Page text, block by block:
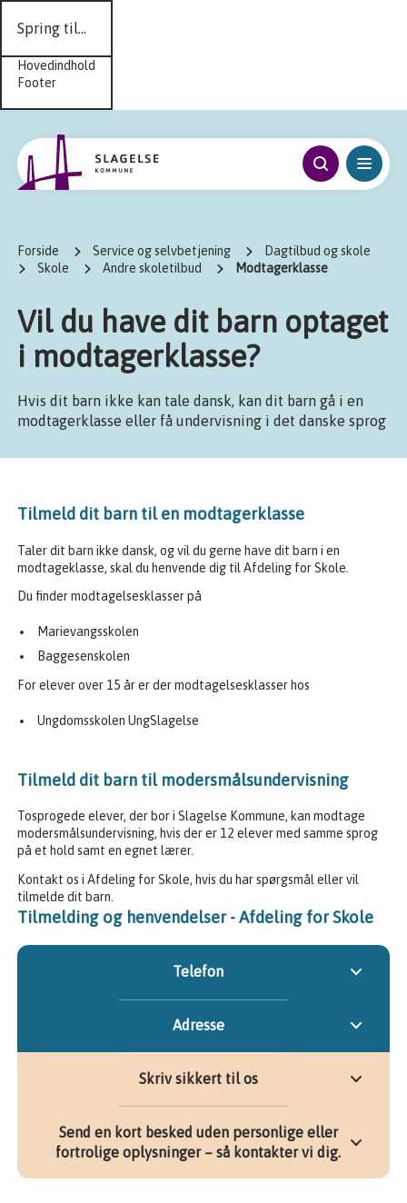
Spring til...
Hovedindhold
Footer
Forside Service og selvbetjening
Dagtilbud og skole
Skole
Andre skoletilbud Modtagerklasse
Vil du have dit barn optaget
i modtagerklasse?
Hvis dit barn ikke kan tale dansk, kan dit barn gå i en
modtagerklasse eller få undervisning i det danske sprog
Tilmeld dit barn til en modtagerklasse
Taler dit barn ikke dansk, og vil du gerne have dit barn i en
modtageklasse, skal du henvende dig til Afdeling for Skole.
Du finder modtagelsesklasser på
Marievangsskolen
Baggesenskolen
For elever over 15 år er der modtagelsesklasser hos
Ungdomsskolen UngSlagelse
Tilmeld dit barn til modersmålsundervisning
Tosprogede elever, der bor i Slagelse Kommune, kan modtage
modersmålsundervisning, hvis der er 12 elever med samme sprog
på et hold samt en egnet lærer.
Kontakt os i Afdeling for Skole, hvis du har spørgsmål eller vil
tilmelde dit barn.
Tilmelding og henvendelser - Afdeling for Skole
Telefon
Adresse
Skriv sikkert til os
Send en kort besked uden personlige eller
fortrolige oplysninger – så kontakter vi dig.